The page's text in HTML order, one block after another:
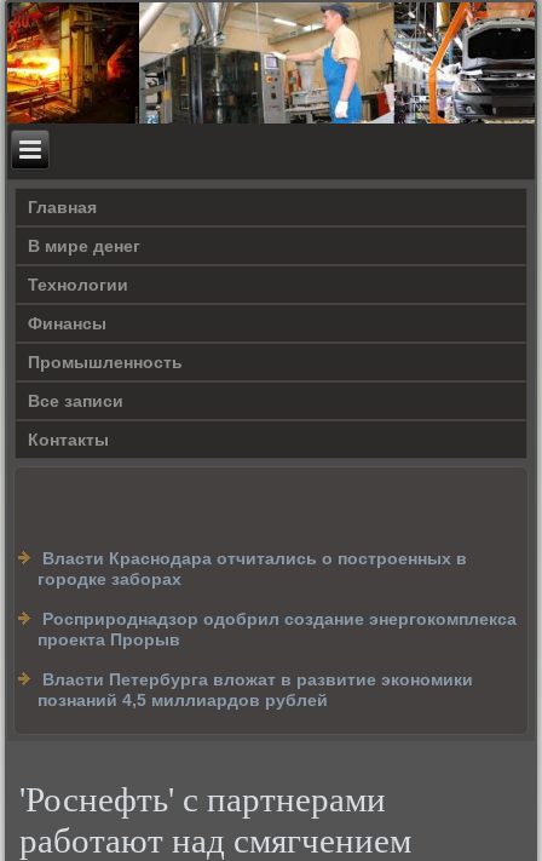
Главная
В мире денег
Технологии
Финансы
Промышленность
Все записи
Контакты
Власти Краснодара отчитались о построенных в
городке заборах
Росприроднадзор одобрил создание энергокомплекса
проекта Прорыв
Власти Петербурга вложат в развитие экономики
познаний 4,5 миллиардов рублей
'Роснефть' с партнерами
работают над смягчением